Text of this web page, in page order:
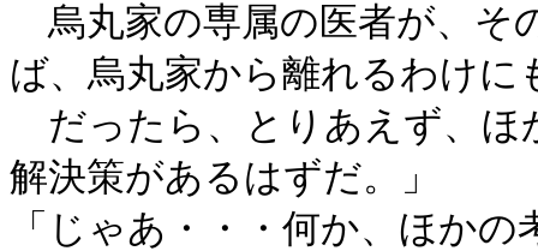
烏丸家の専属の医者が、
ば、烏丸家から離れるわけに
だったら、とりあえず、ほ
解決策があるはずだ。」
「じゃあ・・・何か、ほか